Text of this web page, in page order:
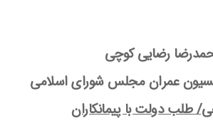
رضایی کوچی
عمران مجلس شورای اسلامی
طلب دولت با پیمانکاران